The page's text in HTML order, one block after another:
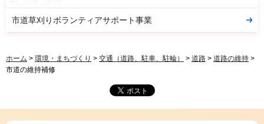
市道草刈りボランティアサポート事業
ホーム > 環境・まちづくり > 交通（道路、駐車、駐輪） > 道路 > 道路の維持 >
市道の維持補修